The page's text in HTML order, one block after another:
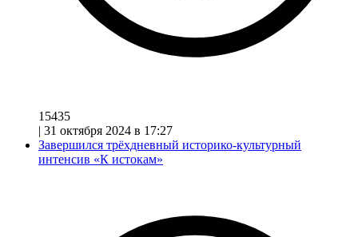
15435
| 31 октября 2024 в 17:27
Завершился трёхдневный историко-культурный
интенсив «К истокам»